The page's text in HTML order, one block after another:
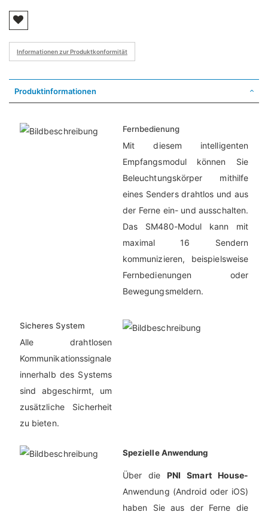
Informationen zur Produktkonformität
Produktinformationen
Fernbedienung
Mit diesem intelligenten
Empfangsmodul können Sie
Beleuchtungskörper mithilfe
eines Senders drahtlos und aus
der Ferne ein- und ausschalten.
Das SM480-Modul kann mit
maximal 16 Sendern
kommunizieren, beispielsweise
Fernbedienungen oder
Bewegungsmeldern.
Sicheres System
Alle drahtlosen
Kommunikationssignale
innerhalb des Systems
sind abgeschirmt, um
zusätzliche Sicherheit
zu bieten.
Spezielle Anwendung
Über diePNI Smart House-
Anwendung (Android oder iOS)
haben Sie aus der Ferne die